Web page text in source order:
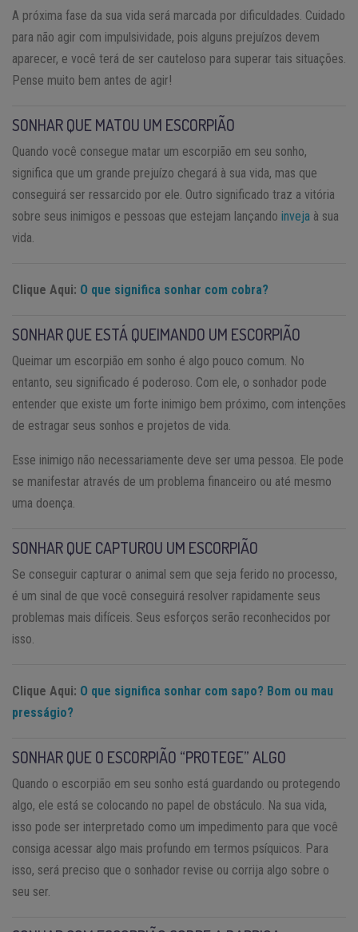
A próxima fase da sua vida será marcada por dificuldades. Cuidado
para não agir com impulsividade, pois alguns prejuízos devem
aparecer, e você terá de ser cauteloso para superar tais situações.
Pense muito bem antes de agir!
SONHAR QUE MATOU UM ESCORPIÃO
Quando você consegue matar um escorpião em seu sonho,
significa que um grande prejuízo chegará à sua vida, mas que
conseguirá ser ressarcido por ele. Outro significado traz a vitória
sobre seus inimigos e pessoas que estejam lançando inveja à sua
vida.
Clique Aqui: O que significa sonhar com cobra?
SONHAR QUE ESTÁ QUEIMANDO UM ESCORPIÃO
Queimar um escorpião em sonho é algo pouco comum. No
entanto, seu significado é poderoso. Com ele, o sonhador pode
entender que existe um forte inimigo bem próximo, com intenções
de estragar seus sonhos e projetos de vida.
Esse inimigo não necessariamente deve ser uma pessoa. Ele pode
se manifestar através de um problema financeiro ou até mesmo
uma doença.
SONHAR QUE CAPTUROU UM ESCORPIÃO
Se conseguir capturar o animal sem que seja ferido no processo,
é um sinal de que você conseguirá resolver rapidamente seus
problemas mais difíceis. Seus esforços serão reconhecidos por
isso.
Clique Aqui: O que significa sonhar com sapo? Bom ou mau
presságio?
SONHAR QUE O ESCORPIÃO “PROTEGE” ALGO
Quando o escorpião em seu sonho está guardando ou protegendo
algo, ele está se colocando no papel de obstáculo. Na sua vida,
isso pode ser interpretado como um impedimento para que você
consiga acessar algo mais profundo em termos psíquicos. Para
isso, será preciso que o sonhador revise ou corrija algo sobre o
seu ser.